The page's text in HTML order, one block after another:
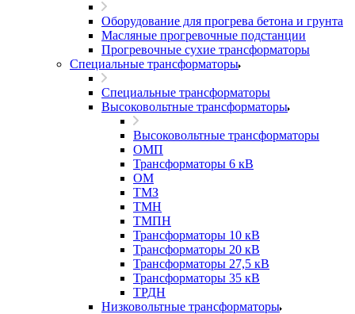
Оборудование для прогрева бетона и грунта
Масляные прогревочные подстанции
Прогревочные сухие трансформаторы
Специальные трансформаторы
Специальные трансформаторы
Высоковольтные трансформаторы
Высоковольтные трансформаторы
ОМП
Трансформаторы 6 кВ
ОМ
ТМЗ
ТМН
ТМПН
Трансформаторы 10 кВ
Трансформаторы 20 кВ
Трансформаторы 27,5 кВ
Трансформаторы 35 кВ
ТРДН
Низковольтные трансформаторы